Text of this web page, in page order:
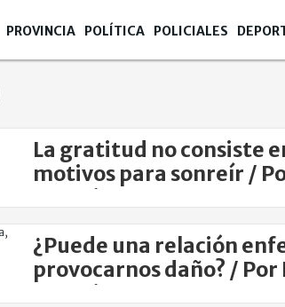
PROVINCIA POLÍTICA POLICIALES
La gratitud no consiste
motivos para sonreír /
Atencio
¿Puede una relación
provocarnos daño? / Por
Atencio